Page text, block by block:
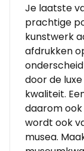
Je laatste
prachtige
kunstwerk
afdrukken
door de
kwaliteit.
daarom
wordt ook
musea.